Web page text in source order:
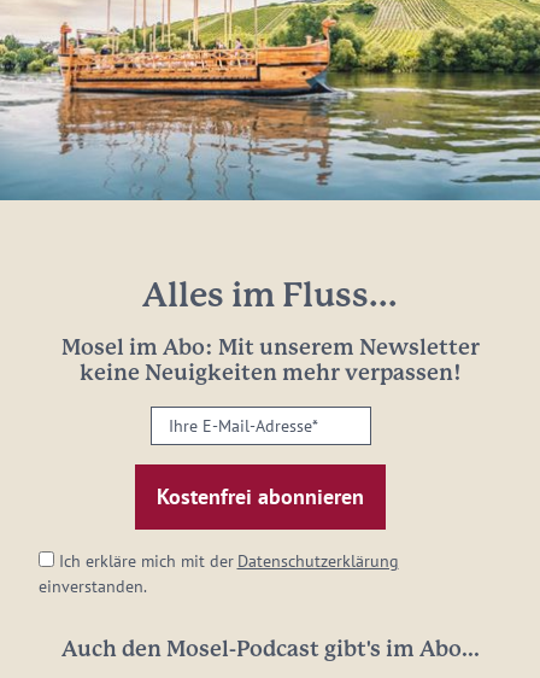
Alles im Fluss...
Mosel im Abo: Mit unserem Newsletter
keine Neuigkeiten mehr verpassen!
Ihre
E-
Mail-
Adresse:
Ich erkläre mich mit der Datenschutzerklärung
einverstanden.
Auch den Mosel-Podcast gibt's im Abo...